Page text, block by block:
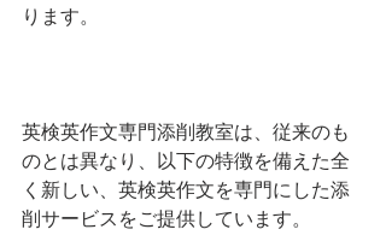
ります。
英検英作文専門添削教室は、従来のも
のとは異なり、以下の特徴を備えた全
く新しい、英検英作文を専門にした添
削サービスをご提供しています。